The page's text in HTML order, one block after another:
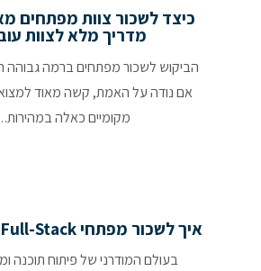
כיצד לשכור צוות מפתחים
מדריך מלא לצוות
הביקוש לשכור מפתחים ברמה גבוהה
אם נודה על האמת, קשה מאוד למצוא
מקומיים כאלה
איך לשכור מפתחי Full-Stack מאוקראינה